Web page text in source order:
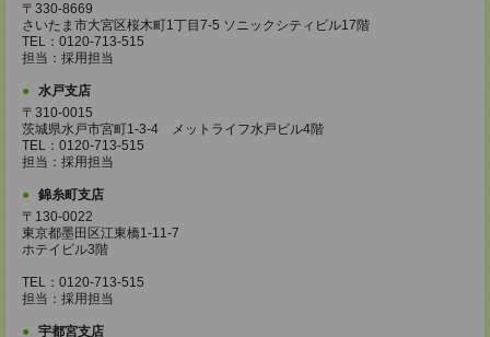
〒330-8669
さいたま市大宮区桜木町1丁目7-5 ソニックシティビル17階
TEL：0120-713-515
担当：採用担当
水戸支店
〒310-0015
茨城県水戸市宮町1-3-4 メットライフ水戸ビル4階
TEL：0120-713-515
担当：採用担当
錦糸町支店
〒130-0022
東京都墨田区江東橋1-11-7
ホテイビル3階
TEL：0120-713-515
担当：採用担当
宇都宮支店